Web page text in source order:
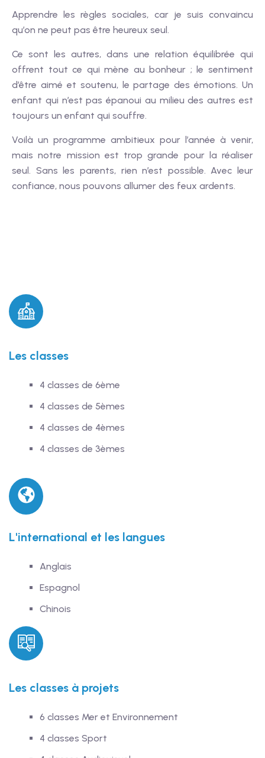
Apprendre les règles sociales, car je suis convaincu
qu’on ne peut pas être heureux seul.
Ce sont les autres, dans une relation équilibrée qui
offrent tout ce qui mène au bonheur ; le sentiment
d’être aimé et soutenu, le partage des émotions. Un
enfant qui n’est pas épanoui au milieu des autres est
toujours un enfant qui souffre.
Voilà un programme ambitieux pour l’année à venir,
mais notre mission est trop grande pour la réaliser
seul. Sans les parents, rien n’est possible. Avec leur
confiance, nous pouvons allumer des feux ardents.
Les classes
4 classes de 6ème
4 classes de 5èmes
4 classes de 4èmes
4 classes de 3èmes
L'international et les langues
Anglais
Espagnol
Chinois
Les classes à projets
6 classes Mer et Environnement
4 classes Sport